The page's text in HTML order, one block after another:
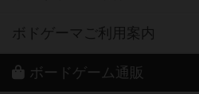
ボドゲーマご利用案内
ボードゲーム通販